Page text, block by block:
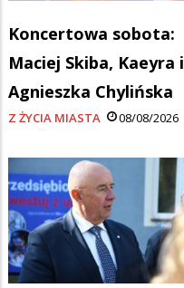
Koncertowa sobota:
Maciej Skiba, Kaeyra i
Agnieszka Chylińska
Z ŻYCIA MIASTA 08/08/2026